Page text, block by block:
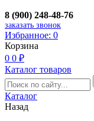
8 (900) 248-48-76
заказать звонок
Избранное: 0
Корзина
0 0 ₽
Каталог товаров
Каталог
Назад